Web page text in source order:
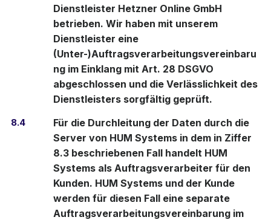
Dienstleister Hetzner Online GmbH
betrieben. Wir haben mit unserem
Dienstleister eine
(Unter-)Auftragsverarbeitungsvereinbaru
ng im Einklang mit Art. 28 DSGVO
abgeschlossen und die Verlässlichkeit des
Dienstleisters sorgfältig geprüft.
8.4
Für die Durchleitung der Daten durch die
Server von HUM Systems in dem in Ziffer
8.3 beschriebenen Fall handelt HUM
Systems als Auftragsverarbeiter für den
Kunden. HUM Systems und der Kunde
werden für diesen Fall eine separate
Auftragsverarbeitungsvereinbarung im